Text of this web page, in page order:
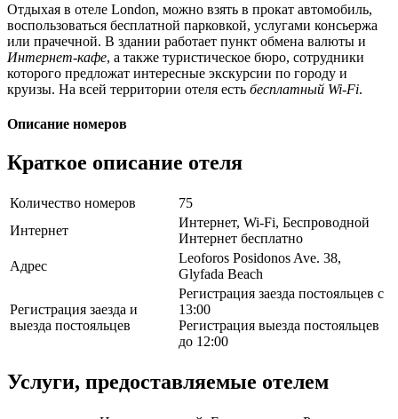
Отдыхая в отеле London, можно взять в прокат автомобиль,
воспользоваться бесплатной парковкой, услугами консьержа
или прачечной. В здании работает пункт обмена валюты и
Интернет-кафе, а также туристическое бюро, сотрудники
которого предложат интересные экскурсии по городу и
круизы. На всей территории отеля есть бесплатный Wi-Fi.
Описание номеров
Краткое описание отеля
Количество номеров
75
Интернет
Интернет, Wi-Fi, Беспроводной
Интернет бесплатно
Адрес
Leoforos Posidonos Ave. 38,
Glyfada Beach
Регистрация заезда и
выезда постояльцев
Регистрация заезда постояльцев с
13:00
Регистрация выезда постояльцев
до 12:00
Услуги, предоставляемые отелем